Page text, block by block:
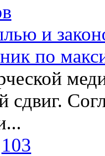
и
по
сдвиг.
103